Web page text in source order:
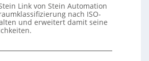
Link von Stein Automation
nach ISO-
und erweitert damit seine